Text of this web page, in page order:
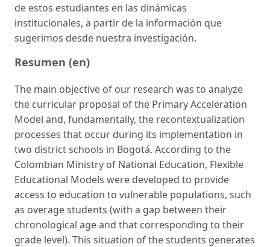
de estos estudiantes en las dinámicas
institucionales, a partir de la información que
sugerimos desde nuestra investigación.
Resumen (en)
The main objective of our research was to analyze
the curricular proposal of the Primary Acceleration
Model and, fundamentally, the recontextualization
processes that occur during its implementation in
two district schools in Bogotá. According to the
Colombian Ministry of National Education, Flexible
Educational Models were developed to provide
access to education to vulnerable populations, such
as overage students (with a gap between their
chronological age and that corresponding to their
grade level). This situation of the students generates